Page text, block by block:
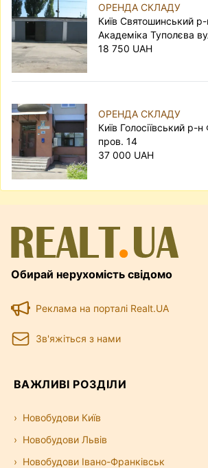
ОРЕНДА СКЛАДУ
Київ Святошинський
Академіка Туполєва
18 750 UAH
ОРЕНДА СКЛАДУ
Київ Голосіївський р-
пров. 14
37 000 UAH
Обирай нерухомість свідомо
Реклама на порталі Realt.UA
Зв'яжіться з нами
ВАЖЛИВІ РОЗДІЛИ
Новобудови Київ
Новобудови Львів
Новобудови Івано-Франківськ